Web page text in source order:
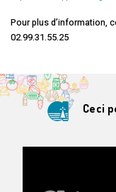
Pour plus d’information,
02.99.31.55.25
Ceci